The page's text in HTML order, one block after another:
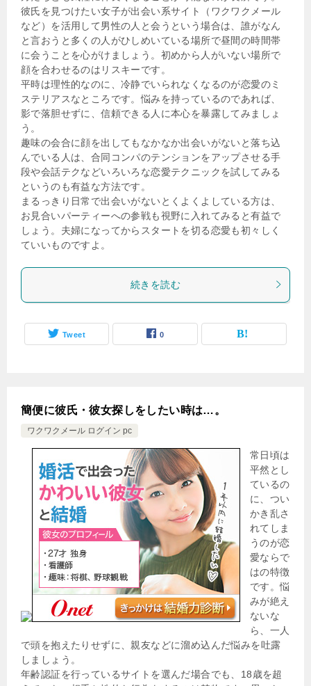
彼氏を見つけたい女子が出会い系サイト（ワクワクメール
など）を活用して男性の人と会うという場合は、誰がなん
と言おうと多くの人がひしめいている場所で昼間の時間帯
に会うことを心がけましょう。初めから人がいない場所で
顔を合わせるのはリスキーです。
平時は理性的なのに、冷静でいられなくなるのが恋愛のミ
ステリアスなところです。悩みを持っているのであれば、
影で落胆せずに、信頼できる人に本心を暴露してみましょ
う。
趣味の会合に顔を出してもなかなか出会いがないと落ち込
んでいる人は、合同コンパのテンションをアップさせる手
段や会話テクなどいろいろな恋愛テクニックを試してみる
というのも有益な方法です。
まるっきり日常で出会いがないとくよくよしている方は、
お見合いパーティーへの参戦も視野に入れてみると有益で
しょう。夫婦になってからスタートを切る恋愛も初々しく
ていいものですよ。
続きを読む
Tweet 0
簡便に彼氏・彼女探しをしたい時は…。
ワクワクメール ログイン pc
常日頃は
平然とし
ているの
に、つい
かき乱さ
れてしま
うのが恋
愛ならで
はの特徴
です。悩
みが絶え
ないな
ら、一人
で頭を抱えたりせずに、親友などに溜め込んだ悩みを吐露
しましょう。
年齢認証を行っているサイトを選んだ場合でも、18歳を超